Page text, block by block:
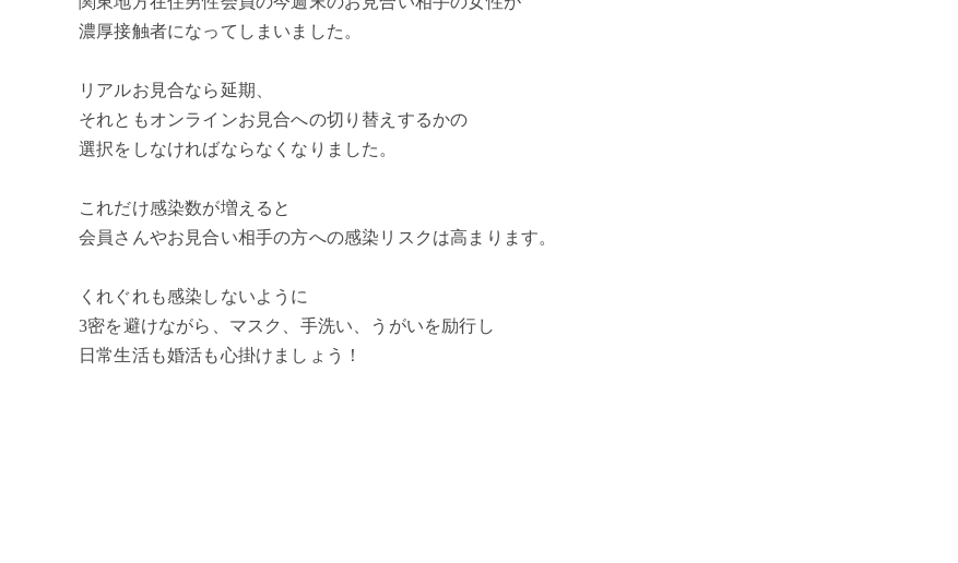
濃厚接触者になってしまいました。
リアルお見合なら延期、
それともオンラインお見合への切り替えするかの
選択をしなければならなくなりました。
これだけ感染数が増えると
会員さんやお見合い相手の方への感染リスクは高まります。
くれぐれも感染しないように
3密を避けながら、マスク、手洗い、うがいを励行し
日常生活も婚活も心掛けましょう！